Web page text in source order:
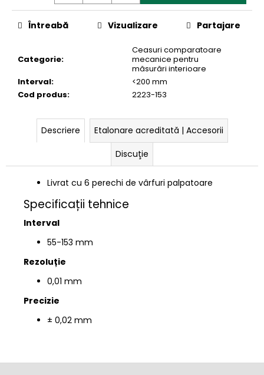
Categorie:
Ceasuri comparatoare
mecanice pentru
măsurări interioare
Interval:
<200 mm
Cod produs: 2223-153
Întreabă Vizualizare Partajare
Descriere
Etalonare acreditată | Accesorii
Discuţie
Livrat cu 6 perechi de vârfuri palpatoare
Specificații tehnice
Interval
55-153 mm
Rezoluție
0,01 mm
Precizie
± 0,02 mm